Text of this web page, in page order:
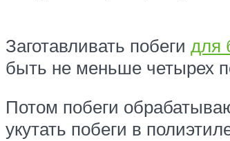
Заготавливать побеги для
быть не меньше четырех
Потом побеги
укутать побеги в